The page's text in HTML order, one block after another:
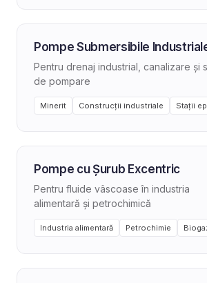
Pompe Submersibile
Pentru drenaj industrial, canalizare și
de pompare
Minerit Construcții industriale Stații
Pompe cu Șurub Excentric
Pentru fluide vâscoase în industria
alimentară și petrochimică
Industria alimentară Petrochimie